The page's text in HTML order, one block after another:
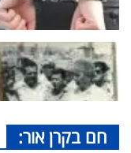
חם בקרן אור: